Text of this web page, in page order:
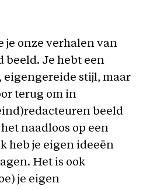
je onze verhalen van
beeld. Je hebt een
eigengereide stijl, maar
terug om in
beeld
naadloos op een
heb je eigen ideeën
Het is ook
je eigen